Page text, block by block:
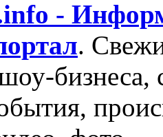
-
.
бизнеса,